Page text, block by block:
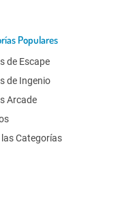
Populares
de Escape
de Ingenio
Arcade
Categorías